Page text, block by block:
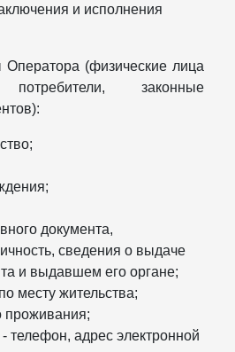
и исполнения
Оператора (физические лица
законные
документа,
сведения о выдаче
и выдавшем его органе;
месту жительства;
проживания;
телефон, адрес электронной